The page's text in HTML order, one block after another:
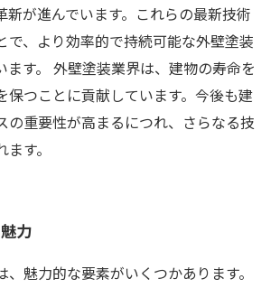
新が進んでいます。これらの最新技術
で、より効率的で持続可能な外壁塗装
ます。 外壁塗装業界は、建物の寿命を
保つことに貢献しています。今後も建
の重要性が高まるにつれ、さらなる技
す。
力
魅力的な要素がいくつかあります。